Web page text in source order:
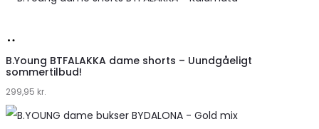
hos
B.Young BTFALAKKA dame shorts – Uundgåeligt
sommertilbud!
299,95 kr.